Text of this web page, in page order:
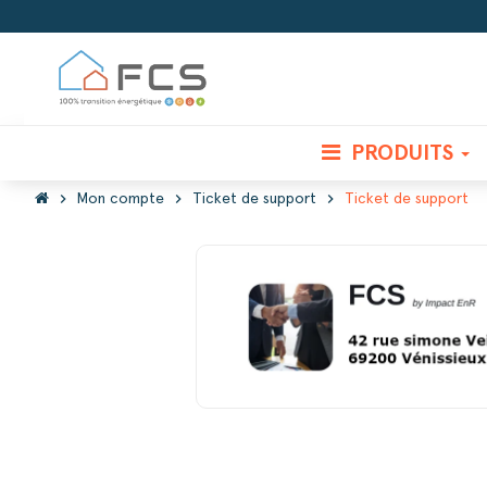
PRODUITS
chevron_right Mon compte chevron_right Ticket de support chevron_right Ticket de support